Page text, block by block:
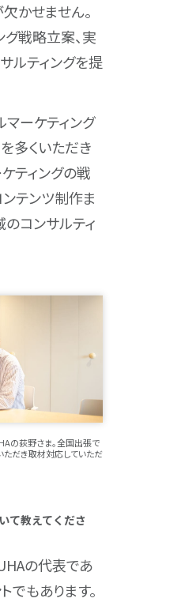
欠かせません。
グ戦略立案、実
ルティングを提
ーケティング
多くいただき
ティングの戦
テンツ制作ま
コンサルティ
の荻野さま。全国出張で
だき取材対応していただ
て教えてくださ
の代表であ
でもあります。